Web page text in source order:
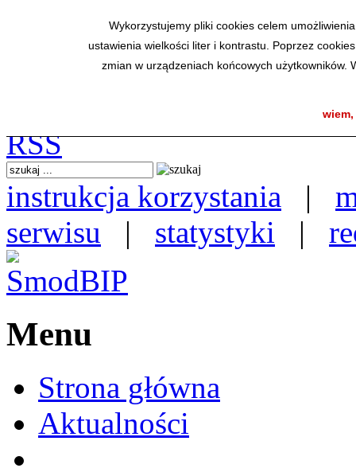
Wykorzystujemy pliki cookies celem
ustawienia wielkości liter i kontrastu. Poprzez
zmian w urządzeniach końcowych użytkowników.
SmodBIP
instrukcja korzystania |
serwisu | statystyki |
Menu
Strona główna
Aktualności